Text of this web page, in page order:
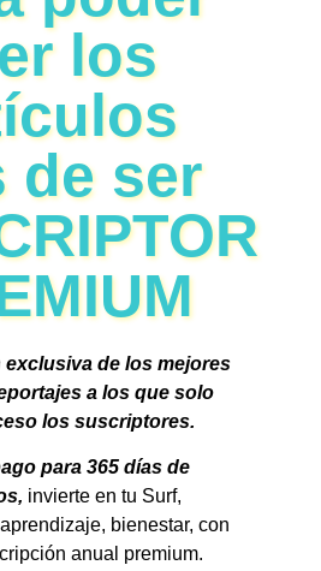
los
de ser
exclusiva de los mejores
a los que solo
los suscriptores.
para 365 días de
invierte en tu Surf,
bienestar, con
anual premium.